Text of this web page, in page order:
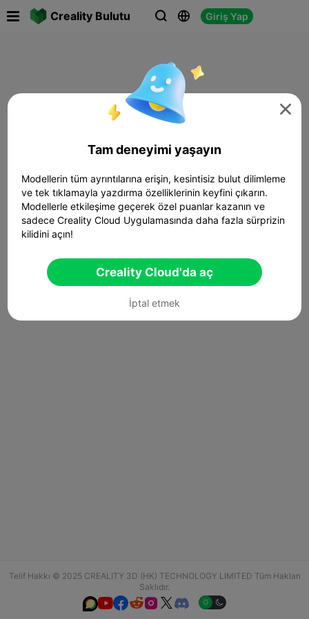
Creality Bulutu   Giriş Yap
Telif Hakkı © 2025 CREALITY 3D (HK) TECHNOLOGY LIMITED Tüm Hakları
Saklıdır.
  

Tam deneyimi yaşayın
Modellerin tüm ayrıntılarına erişin, kesintisiz bulut dilimleme
ve tek tıklamayla yazdırma özelliklerinin keyfini çıkarın.
Modellerle etkileşime geçerek özel puanlar kazanın ve
sadece Creality Cloud Uygulamasında daha fazla sürprizin
kilidini açın!
Creality Cloud'da aç
İptal etmek